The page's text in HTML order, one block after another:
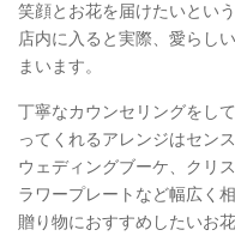
笑顔とお花を届けたいという
店内に入ると実際、愛らし
まいます。
丁寧なカウンセリングをし
ってくれるアレンジはセンス
ウェディングブーケ、クリ
ラワープレートなど幅広く
贈り物におすすめしたいお